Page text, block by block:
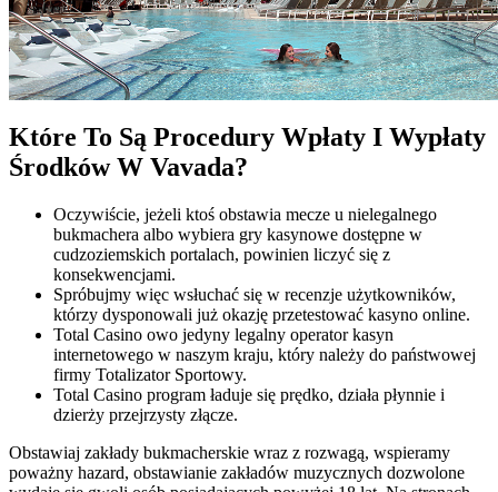
Które To Są Procedury Wpłaty I Wypłaty
Środków W Vavada?
Oczywiście, jeżeli ktoś obstawia mecze u nielegalnego
bukmachera albo wybiera gry kasynowe dostępne w
cudzoziemskich portalach, powinien liczyć się z
konsekwencjami.
Spróbujmy więc wsłuchać się w recenzje użytkowników,
którzy dysponowali już okazję przetestować kasyno online.
Total Casino owo jedyny legalny operator kasyn
internetowego w naszym kraju, który należy do państwowej
firmy Totalizator Sportowy.
Total Casino program ładuje się prędko, działa płynnie i
dzierży przejrzysty złącze.
Obstawiaj zakłady bukmacherskie wraz z rozwagą, wspieramy
poważny hazard, obstawianie zakładów muzycznych dozwolone